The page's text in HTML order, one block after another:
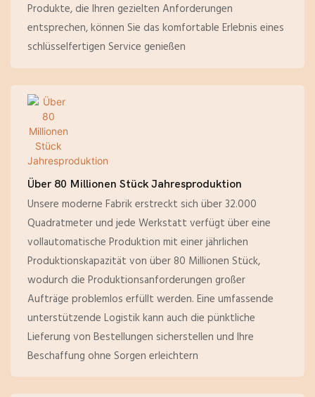
Produkte, die Ihren gezielten Anforderungen
entsprechen, können Sie das komfortable Erlebnis eines
schlüsselfertigen Service genießen
Über 80 Millionen Stück Jahresproduktion
Unsere moderne Fabrik erstreckt sich über 32.000
Quadratmeter und jede Werkstatt verfügt über eine
vollautomatische Produktion mit einer jährlichen
Produktionskapazität von über 80 Millionen Stück,
wodurch die Produktionsanforderungen großer
Aufträge problemlos erfüllt werden. Eine umfassende
unterstützende Logistik kann auch die pünktliche
Lieferung von Bestellungen sicherstellen und Ihre
Beschaffung ohne Sorgen erleichtern